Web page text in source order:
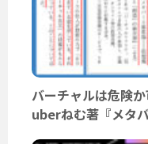
バーチャルは危険
uberねむ著『メタ